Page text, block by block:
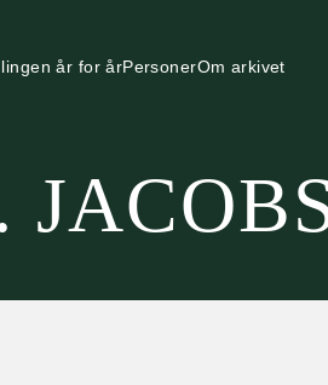
år for årPersonerOm arkivet